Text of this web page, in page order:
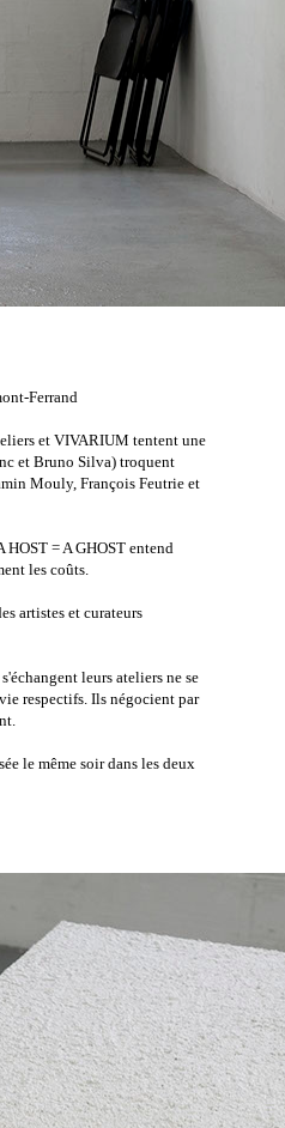
Ferrand
et VIVARIUM tentent une
et Bruno Silva) troquent
Mouly, François Feutrie et
HOST = A GHOST entend
les coûts.
artistes et curateurs
leurs ateliers ne se
respectifs. Ils négocient par
le même soir dans les deux